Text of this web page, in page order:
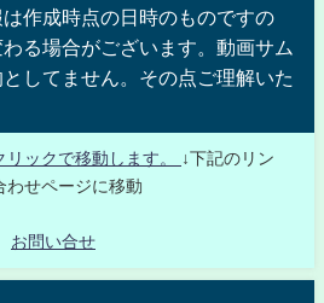
作成時点の日時のものですの
る場合がございます。動画サム
してません。その点ご理解いた
ックで移動します。
↓下記のリン
わせページに移動
お問い合せ